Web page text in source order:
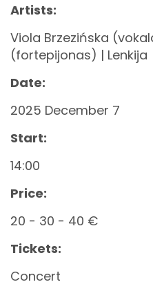
Artists:
Viola Brzezińska
(fortepijonas) | Lenkija
Date:
2025 December 7
Start:
14:00
Price:
20 - 30 - 40 €
Tickets:
Concert